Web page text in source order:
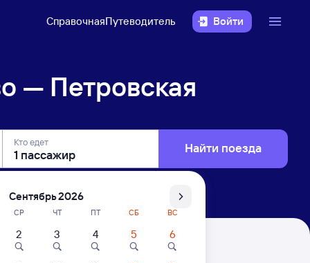
СправочнаяПутеводитель Войти
— Петровская
Кто едет Найти поезда
Сентябрь 2026
СР ЧТ ПТ СБ ВС
2 3 4 5 6